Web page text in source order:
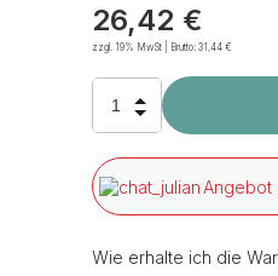
26,42 €
zzgl. 19% MwSt | Brutto:31,44€
Angebot
Wie erhalte ich die